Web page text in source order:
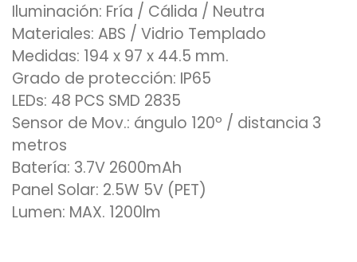
Iluminación: Fría / Cálida / Neutra
Materiales: ABS / Vidrio Templado
Medidas: 194 x 97 x 44.5 mm.
Grado de protección: IP65
LEDs: 48 PCS SMD 2835
Sensor de Mov.: ángulo 120º / distancia 3
metros
Batería: 3.7V 2600mAh
Panel Solar: 2.5W 5V (PET)
Lumen: MAX. 1200lm